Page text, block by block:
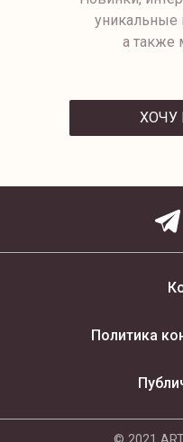
уникальные
а также
ХОЧУ
Политика